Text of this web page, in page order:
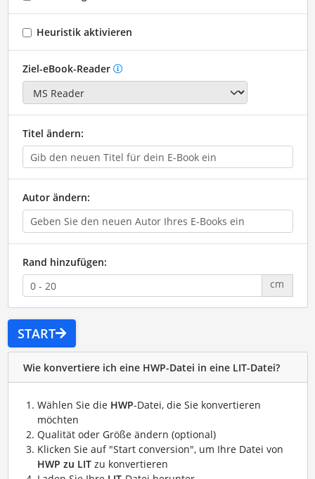
Heuristik aktivieren
Ziel-eBook-Reader
Titel ändern:
Autor ändern:
Rand hinzufügen:
cm
START
Wie konvertiere ich eine HWP-Datei in eine LIT-Datei?
Wählen Sie die HWP-Datei, die Sie konvertieren
möchten
Qualität oder Größe ändern (optional)
Klicken Sie auf "Start conversion", um Ihre Datei von
HWP zu LITzu konvertieren